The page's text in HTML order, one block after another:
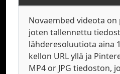
Novaembed videota
joten tallennettu
lähderesoluutiota aina
kellon URL yllä ja
MP4 or JPG tiedoston,